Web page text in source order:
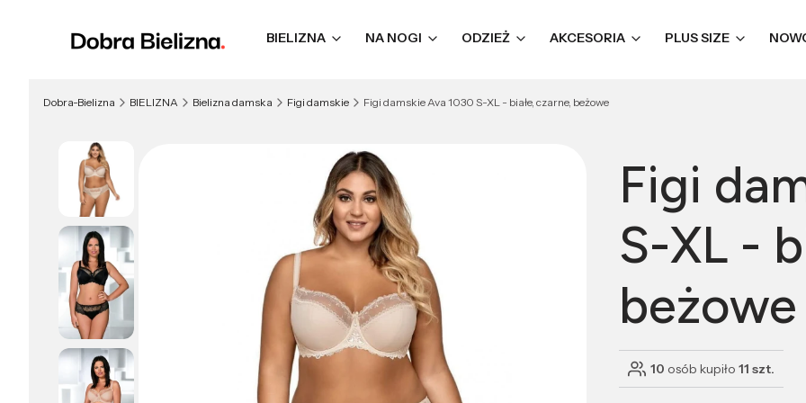
BIELIZNA NA NOGI ODZIEŻ AKCESORIA PLUS SIZE
Dobra-Bielizna BIELIZNA Bielizna damska Figi damskie Figi damskie Ava 1030 S-XL - białe, czarne, beżowe
Figi
S-XL -
beżowe
10 osób kupiło 11 szt.